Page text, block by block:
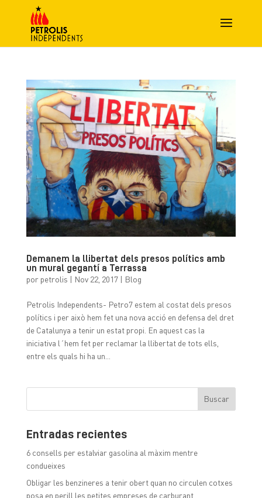
Demanem la llibertat dels presos polítics amb
un mural gegantí a Terrassa
por petrolis | Nov 22, 2017| Blog
Petrolis Independents- Petro7 estem al costat dels presos
polítics i per això hem fet una nova acció en defensa del dret
de Catalunya a tenir un estat propi. En aquest cas la
iniciativa l´hem fet per reclamar la llibertat de tots ells,
entre els quals hi ha un...
Entradas recientes
6 consells per estalviar gasolina al màxim mentre
condueixes
Obligar les benzineres a tenir obert quan no circulen cotxes
posa en perill les petites empreses de carburant